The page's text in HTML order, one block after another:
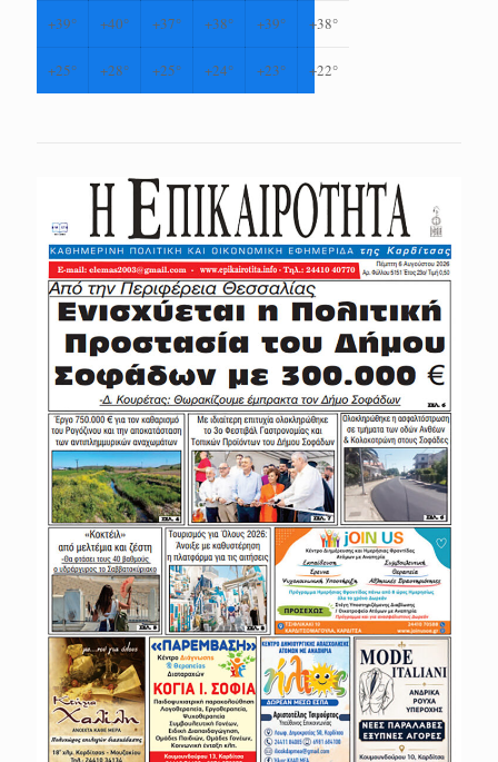
+39° +40° +37° +38° +39° +38°
+25° +28° +25° +24° +23° +22°